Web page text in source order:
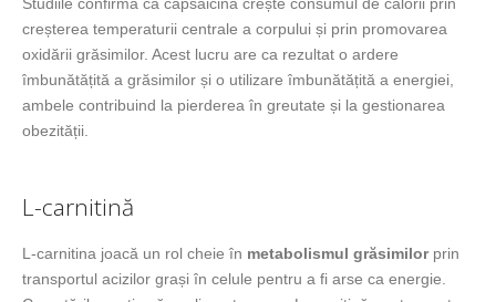
Studiile confirmă că capsaicina crește consumul de calorii prin
creșterea temperaturii centrale a corpului și prin promovarea
oxidării grăsimilor. Acest lucru are ca rezultat o ardere
îmbunătățită a grăsimilor și o utilizare îmbunătățită a energiei,
ambele contribuind la pierderea în greutate și la gestionarea
obezității.
L-carnitină
L-carnitina joacă un rol cheie în metabolismul grăsimilorprin
transportul acizilor grași în celule pentru a fi arse ca energie.